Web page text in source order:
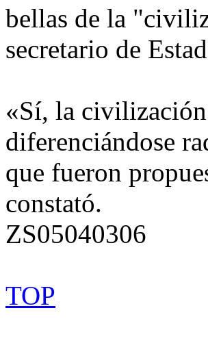
bellas de la
secretario de
«Sí, la
diferenciándose
que fueron
constató.
ZS05040306
TOP